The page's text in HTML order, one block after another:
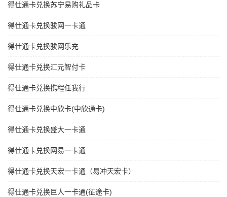
得仕通卡兑换苏宁易购礼品卡
得仕通卡兑换骏网一卡通
得仕通卡兑换骏网乐充
得仕通卡兑换汇元智付卡
得仕通卡兑换携程任我行
得仕通卡兑换中欣卡(中欣通卡)
得仕通卡兑换盛大一卡通
得仕通卡兑换网易一卡通
得仕通卡兑换天宏一卡通（易冲天宏卡）
得仕通卡兑换巨人一卡通(征途卡)